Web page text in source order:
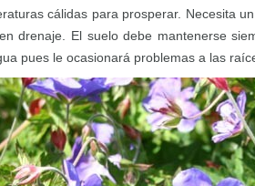
cálidas para prosperar. Necesita
drenaje. El suelo debe mantenerse
pues le ocasionará problemas a las